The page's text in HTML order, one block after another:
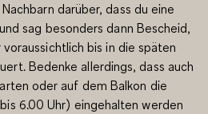
darüber, dass du eine
sag besonders dann Bescheid,
bis in die späten
Bedenke allerdings, dass auch
oder auf dem Balkon die
6.00 Uhr) eingehalten werden